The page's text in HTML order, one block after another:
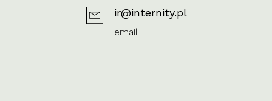
ir@internity.pl
email